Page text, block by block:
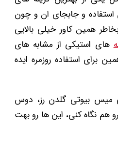
استفاده و جابجای ان و چون
همین کاور خیلی بالایی
های استیکی از مشابه های
برای استفاده روزمره ایده
میس بیوتی گلدن رز، دوس
هم نگاه کنی، این ها رو بهت